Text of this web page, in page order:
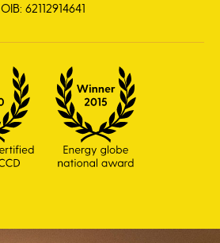
OIB: 62112914641